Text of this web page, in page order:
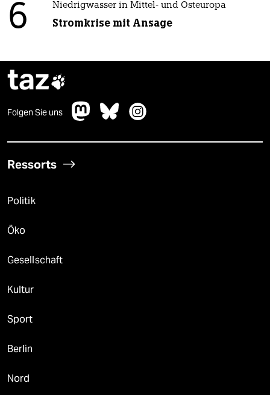
6 Niedrigwasser in Mittel- und Osteuropa
Stromkrise mit Ansage
taz
Folgen Sie uns
Ressorts
Politik
Öko
Gesellschaft
Kultur
Sport
Berlin
Nord